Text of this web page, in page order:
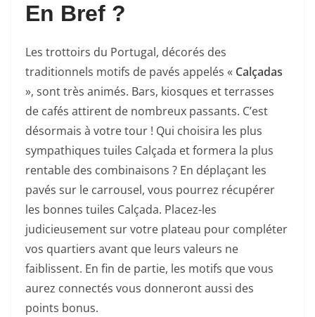
En Bref ?
Les trottoirs du Portugal, décorés des
traditionnels motifs de pavés appelés « Calçadas
», sont très animés. Bars, kiosques et terrasses
de cafés attirent de nombreux passants. C’est
désormais à votre tour ! Qui choisira les plus
sympathiques tuiles Calçada et formera la plus
rentable des combinaisons ? En déplaçant les
pavés sur le carrousel, vous pourrez récupérer
les bonnes tuiles Calçada. Placez-les
judicieusement sur votre plateau pour compléter
vos quartiers avant que leurs valeurs ne
faiblissent. En fin de partie, les motifs que vous
aurez connectés vous donneront aussi des
points bonus.